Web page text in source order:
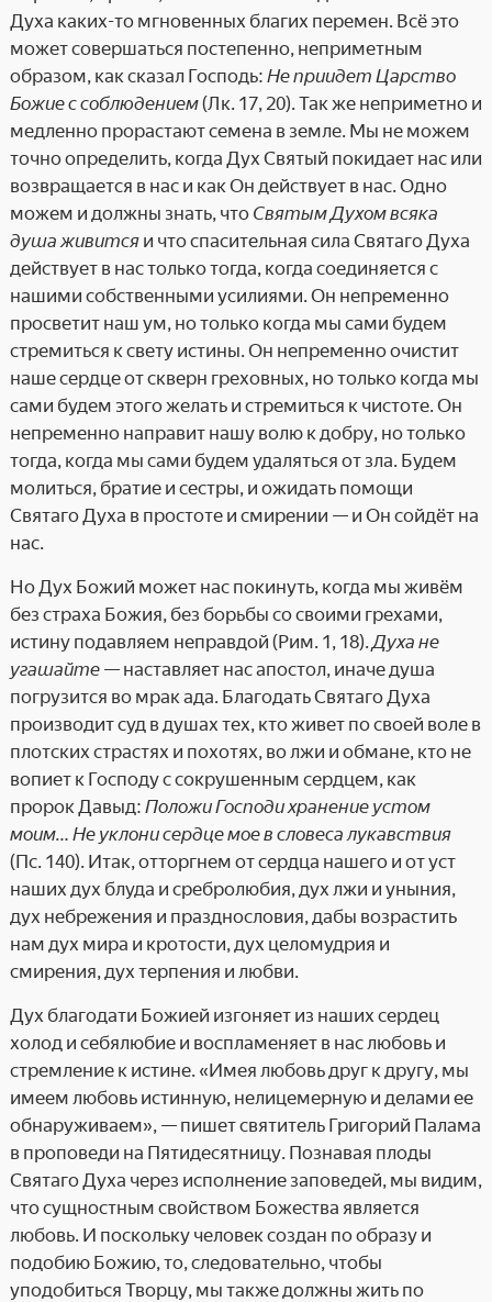
Духа каких-то мгновенных благих перемен. Всё это
может совершаться постепенно, неприметным
образом, как сказал Господь: Не приидет Царство
Божие с соблюдением(Лк. 17, 20). Так же неприметно и
медленно прорастают семена в земле. Мы не можем
точно определить, когда Дух Святый покидает нас или
возвращается в нас и как Он действует в нас. Одно
можем и должны знать, что Святым Духом всяка
душа живитсяи что спасительная сила Святаго Духа
действует в нас только тогда, когда соединяется с
нашими собственными усилиями. Он непременно
просветит наш ум, но только когда мы сами будем
стремиться к свету истины. Он непременно очистит
наше сердце от скверн греховных, но только когда мы
сами будем этого желать и стремиться к чистоте. Он
непременно направит нашу волю к добру, но только
тогда, когда мы сами будем удаляться от зла. Будем
молиться, братие и сестры, и ожидать помощи
Святаго Духа в простоте и смирении — и Он сойдёт на
нас.
Но Дух Божий может нас покинуть, когда мы живём
без страха Божия, без борьбы со своими грехами,
истину подавляем неправдой (Рим. 1, 18).Духа не
угашайте— наставляет нас апостол, иначе душа
погрузится во мрак ада. Благодать Святаго Духа
производит суд в душах тех, кто живет по своей воле в
плотских страстях и похотях, во лжи и обмане, кто не
вопиет к Господу с сокрушенным сердцем, как
пророк Давыд: Положи Господи хранение устом
моим… Не уклони сердце мое в словеса лукавствия
(Пс. 140). Итак, отторгнем от сердца нашего и от уст
наших дух блуда и сребролюбия, дух лжи и уныния,
дух небрежения и празднословия, дабы возрастить
нам дух мира и кротости, дух целомудрия и
смирения, дух терпения и любви.
Дух благодати Божией изгоняет из наших сердец
холод и себялюбие и воспламеняет в нас любовь и
стремление к истине. «Имея любовь друг к другу, мы
имеем любовь истинную, нелицемерную и делами ее
обнаруживаем», — пишет святитель Григорий Палама
в проповеди на Пятидесятницу. Познавая плоды
Святаго Духа через исполнение заповедей, мы видим,
что сущностным свойством Божества является
любовь. И поскольку человек создан по образу и
подобию Божию, то, следовательно, чтобы
уподобиться Творцу, мы также должны жить по